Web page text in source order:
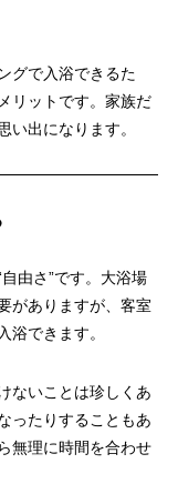
グで入浴できるた
リットです。家族だ
い出になります。
由さ”です。大浴場
がありますが、客室
浴できます。
ないことは珍しくあ
ったりすることもあ
無理に時間を合わせ